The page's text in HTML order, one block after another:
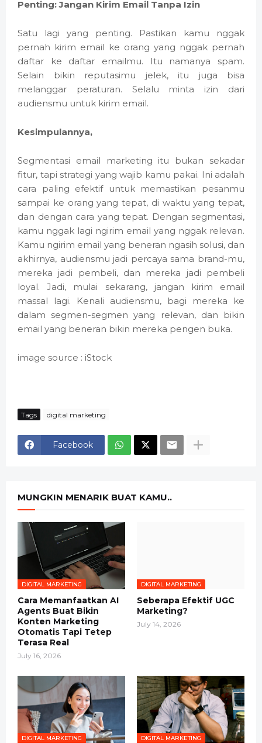
Penting: Jangan Kirim Email Tanpa Izin
Satu lagi yang penting. Pastikan kamu nggak
pernah kirim email ke orang yang nggak pernah
daftar ke daftar emailmu. Itu namanya spam.
Selain bikin reputasimu jelek, itu juga bisa
melanggar peraturan. Selalu minta izin dari
audiensmu untuk kirim email.
Kesimpulannya,
Segmentasi email marketing itu bukan sekadar
fitur, tapi strategi yang wajib kamu pakai. Ini adalah
cara paling efektif untuk memastikan pesanmu
sampai ke orang yang tepat, di waktu yang tepat,
dan dengan cara yang tepat. Dengan segmentasi,
kamu nggak lagi ngirim email yang nggak relevan.
Kamu ngirim email yang beneran ngasih solusi, dan
akhirnya, audiensmu jadi percaya sama brand-mu,
mereka jadi pembeli, dan mereka jadi pembeli
loyal. Jadi, mulai sekarang, jangan kirim email
massal lagi. Kenali audiensmu, bagi mereka ke
dalam segmen-segmen yang relevan, dan bikin
email yang beneran bikin mereka pengen buka.
image source : iStock
Tags digital marketing
Facebook
MUNGKIN MENARIK BUAT KAMU..
DIGITAL MARKETING
Cara Memanfaatkan AI
Agents Buat Bikin
Konten Marketing
Otomatis Tapi Tetep
Terasa Real
July 16, 2026
DIGITAL MARKETING
Seberapa Efektif UGC
Marketing?
July 14, 2026
DIGITAL MARKETING DIGITAL MARKETING